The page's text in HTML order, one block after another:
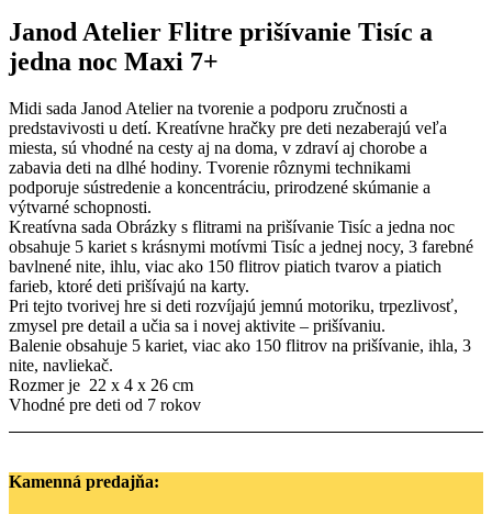
Janod Atelier Flitre prišívanie Tisíc a
jedna noc Maxi 7+
Midi sada Janod Atelier na tvorenie a podporu zručnosti a
predstavivosti u detí. Kreatívne hračky pre deti nezaberajú veľa
miesta, sú vhodné na cesty aj na doma, v zdraví aj chorobe a
zabavia deti na dlhé hodiny. Tvorenie rôznymi technikami
podporuje sústredenie a koncentráciu, prirodzené skúmanie a
výtvarné schopnosti.
Kreatívna sada Obrázky s flitrami na prišívanie Tisíc a jedna noc
obsahuje 5 kariet s krásnymi motívmi Tisíc a jednej nocy, 3 farebné
bavlnené nite, ihlu, viac ako 150 flitrov piatich tvarov a piatich
farieb, ktoré deti prišívajú na karty.
Pri tejto tvorivej hre si deti rozvíjajú jemnú motoriku, trpezlivosť,
zmysel pre detail a učia sa i novej aktivite – prišívaniu.
Balenie obsahuje 5 kariet, viac ako 150 flitrov na prišívanie, ihla, 3
nite, navliekač.
Rozmer je 22 x 4 x 26 cm
Vhodné pre deti od 7 rokov
Kamenná predajňa: